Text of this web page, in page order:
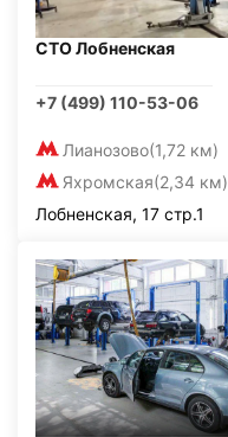
СТО Лобненская
+7 (499) 110-53-06
Лианозово(1,72 км)
Яхромская(2,34 км)
Лобненская, 17 стр.1